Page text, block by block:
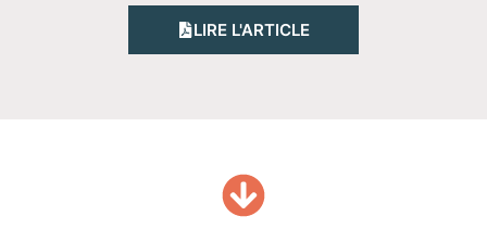
LIRE L'ARTICLE